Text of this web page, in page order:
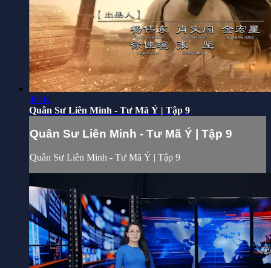
46:44
Quân Sư Liên Minh - Tư Mã Ý | Tập 9
Quân Sư Liên Minh - Tư Mã Ý | Tập 9
Quân Sư Liên Minh - Tư Mã Ý | Tập 9